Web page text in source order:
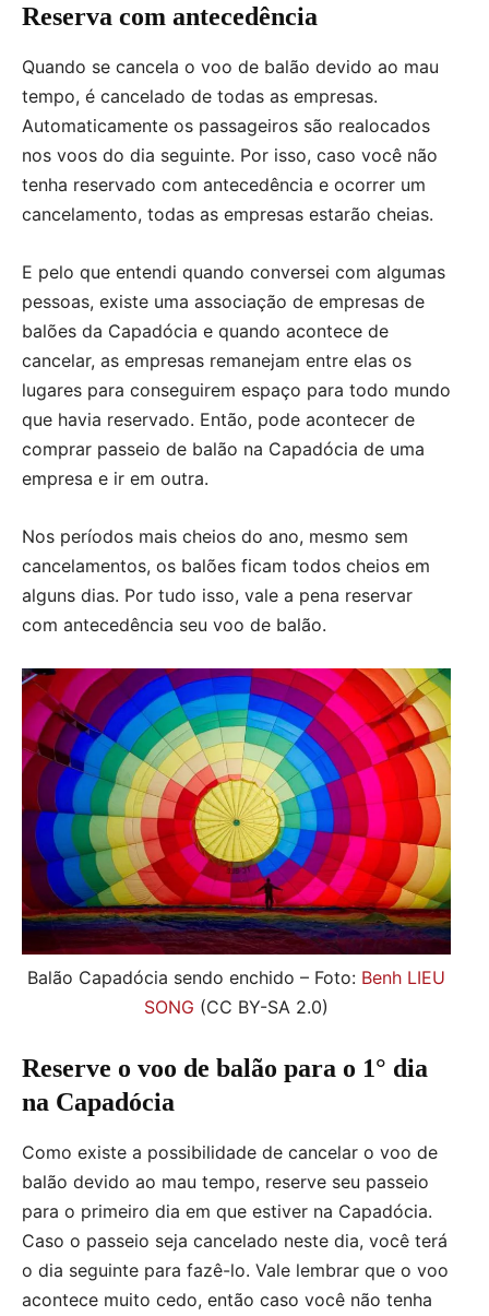
Reserva com antecedência
Quando se cancela o voo de balão devido ao mau
tempo, é cancelado de todas as empresas.
Automaticamente os passageiros são realocados
nos voos do dia seguinte. Por isso, caso você não
tenha reservado com antecedência e ocorrer um
cancelamento, todas as empresas estarão cheias.
E pelo que entendi quando conversei com algumas
pessoas, existe uma associação de empresas de
balões da Capadócia e quando acontece de
cancelar, as empresas remanejam entre elas os
lugares para conseguirem espaço para todo mundo
que havia reservado. Então, pode acontecer de
comprar passeio de balão na Capadócia de uma
empresa e ir em outra.
Nos períodos mais cheios do ano, mesmo sem
cancelamentos, os balões ficam todos cheios em
alguns dias. Por tudo isso, vale a pena reservar
com antecedência seu voo de balão.
Balão Capadócia sendo enchido – Foto: Benh LIEU
SONG (CC BY-SA 2.0)
Reserve o voo de balão para o 1° dia
na Capadócia
Como existe a possibilidade de cancelar o voo de
balão devido ao mau tempo, reserve seu passeio
para o primeiro dia em que estiver na Capadócia.
Caso o passeio seja cancelado neste dia, você terá
o dia seguinte para fazê-lo. Vale lembrar que o voo
acontece muito cedo, então caso você não tenha